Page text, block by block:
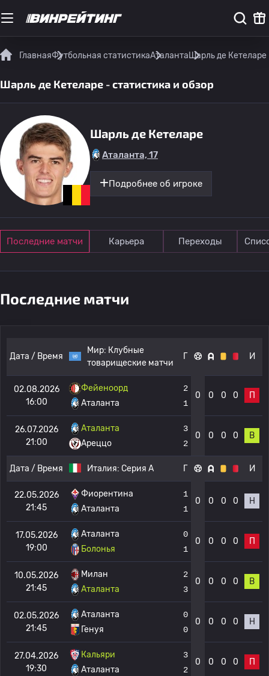
ГлавнаяФутбольная статистикаАталантаШарль де Кетеларе
Шарль де Кетеларе - статистика и обзор
Шарль де Кетеларе
Аталанта, 17
Подробнее об игроке
Последние матчи Карьера Переходы
Последние матчи
Дата / Время
Мир: Клубные
товарищеские матчи
Г И
02.08.2026
16:00
Фейеноорд
Аталанта
2
1
0 0 0 0 П
26.07.2026
21:00
Аталанта
Ареццо
3
2
0 0 0 0 В
Дата / Время Италия: Серия А Г И
22.05.2026
21:45
Фиорентина
Аталанта
1
1
0 0 0 0 Н
17.05.2026
19:00
Аталанта
Болонья
0
1
0 0 0 0 П
10.05.2026
21:45
Милан
Аталанта
2
3
0 0 0 0 В
02.05.2026
21:45
Аталанта
Генуя
0
0
0 0 0 0 Н
27.04.2026
19:30
Кальяри
Аталанта
3
2
0 0 0 0 П